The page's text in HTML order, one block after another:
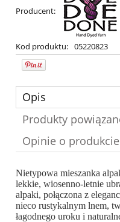
Producent:
Kod produktu: 05220823
Opis
Produkty
Opinie o
Nietypowa mieszanka
lekkie, wiosenno-letnie
alpaki, połączona z
nieco rustykalnym lnem,
łagodnego uroku i